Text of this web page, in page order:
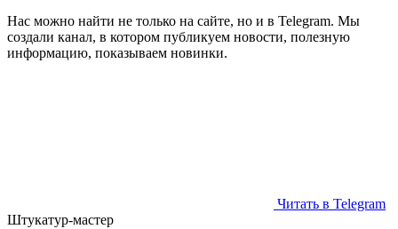
Нас можно найти не только на сайте, но и в Telegram. Мы
создали канал, в котором публикуем новости, полезную
информацию, показываем новинки.
Читать в Telegram
Штукатур-мастер